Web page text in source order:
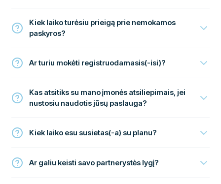
Kiek laiko turėsiu prieigą prie nemokamos
paskyros?
Ar turiu mokėti registruodamasis(-isi)?
Kas atsitiks su mano įmonės atsiliepimais, jei
nustosiu naudotis jūsų paslauga?
Kiek laiko esu susietas(-a) su planu?
Ar galiu keisti savo partnerystės lygį?